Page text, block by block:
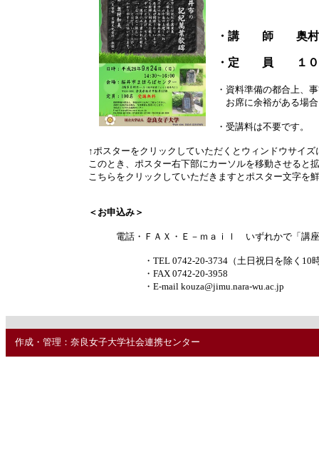
・講 師 奥村
・定 員 １０
・資料準備の都合上、
お席に余裕がある場
・受講料は不要です。
↑ポスターをクリックしていただくとウィンドウサイ
このとき、ポスター右下部にカーソルを移動させると
こちらをクリックしていただきますとポスター文字を
＜お申込み＞
電話・ＦＡＸ・Ｅ－ｍａｉｌ いずれかで「講座
・TEL 0742-20-3734（土日祝日を除く10時か
・FAX 0742-20-3958
・E-mail kouza@jimu.nara-wu.ac.jp
作成・管理：奈良女子大学社会連携センター